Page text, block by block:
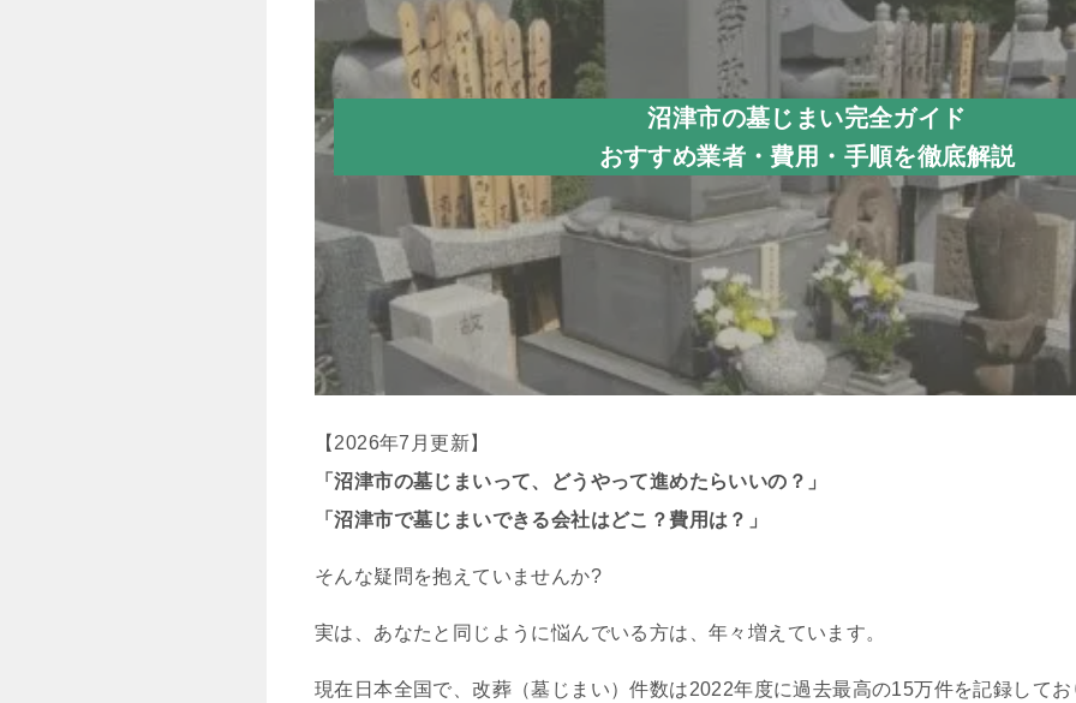
沼津市の墓じまい完全ガイド
おすすめ業者・費用・手順を徹底解説
【2026年7月更新】
「沼津市の墓じまいって、どうやって進めたらいいの？」
「沼津市で墓じまいできる会社はどこ？費用は？」
そんな疑問を抱えていませんか?
実は、あなたと同じように悩んでいる方は、年々増えています。
現在日本全国で、改葬（墓じまい）件数は2022年度に過去最高の15万件を記録してお